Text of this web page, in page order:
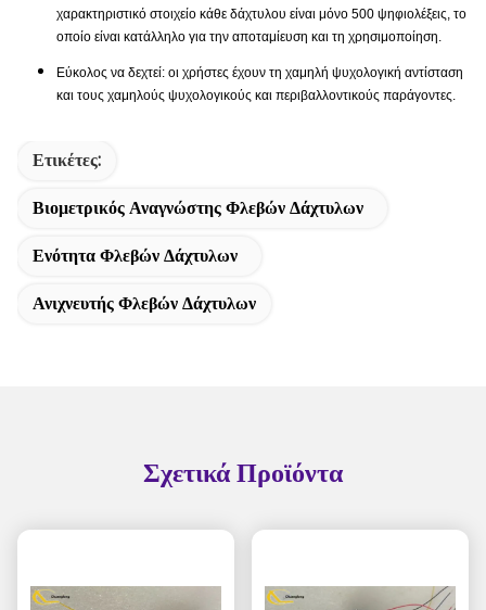
χαρακτηριστικό στοιχείο κάθε δάχτυλου είναι μόνο 500 ψηφιολέξεις, το
οποίο είναι κατάλληλο για την αποταμίευση και τη χρησιμοποίηση.
Εύκολος να δεχτεί: οι χρήστες έχουν τη χαμηλή ψυχολογική αντίσταση
και τους χαμηλούς ψυχολογικούς και περιβαλλοντικούς παράγοντες.
Ετικέτες:
Βιομετρικός Αναγνώστης Φλεβών Δάχτυλων
Ενότητα Φλεβών Δάχτυλων
Ανιχνευτής Φλεβών Δάχτυλων
Σχετικά Προϊόντα